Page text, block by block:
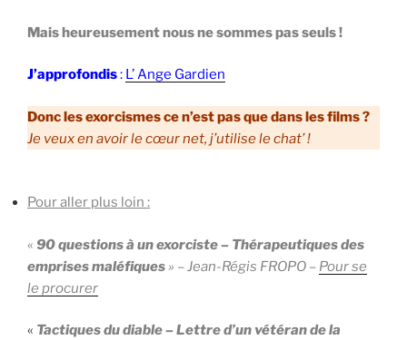
Mais heureusement nous ne sommes pas seuls !
J’approfondis: L’ Ange Gardien
Donc les exorcismes ce n’est pas que dans les films ?
Je veux en avoir le cœur net, j’utilise le chat’ !
Pour aller plus loin :
« 90 questions à un exorciste – Thérapeutiques des
emprises maléfiques» – Jean-Régis FROPO – Pour se
le procurer
« Tactiques du diable – Lettre d’un vétéran de la